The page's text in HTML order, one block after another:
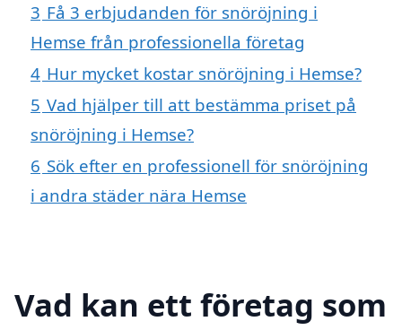
3 Få 3 erbjudanden för snöröjning i
Hemse från professionella företag
4 Hur mycket kostar snöröjning i Hemse?
5 Vad hjälper till att bestämma priset på
snöröjning i Hemse?
6 Sök efter en professionell för snöröjning
i andra städer nära Hemse
Vad kan ett företag som